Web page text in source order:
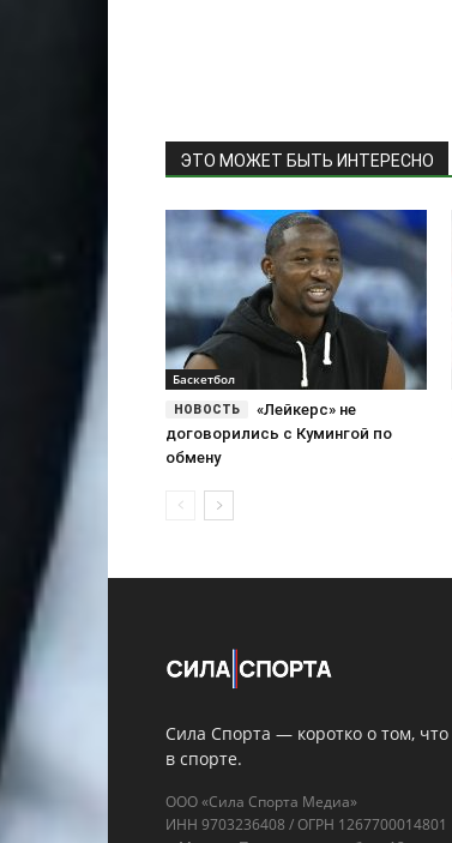
ЭТО МОЖЕТ БЫТЬ ИНТЕРЕСНО
Баскетбол
«Лейкерс» не
договорились с Кумингой по
обмену
Сила Спорта — коротко о том,
в спорте.
ООО «Сила Спорта Медиа»
ИНН 9703236408 / ОГРН 1267700014801